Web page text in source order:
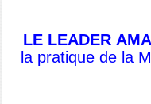
LE LEADER
la pratique de la